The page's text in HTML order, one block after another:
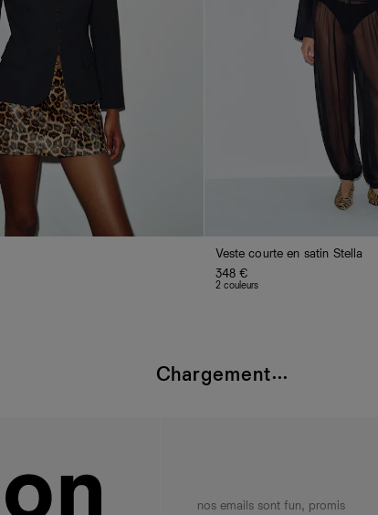
Veste courte en satin Stella
348 €
2 couleurs
Chargement